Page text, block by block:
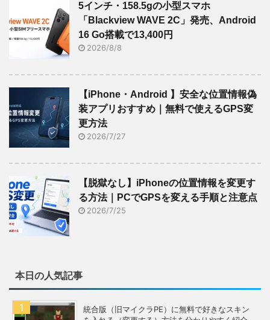
5インチ・158.5gの小型スマホ
「Blackview WAVE 2C」発売、Android
16 Go搭載で13,400円
2026/8/8
【iPhone・Android 】安全な位置情報偽
装アプリおすすめ｜無料で使えるGPS変
更方法
2026/7/27
【脱獄なし】iPhoneの位置情報を変更す
る方法｜PCでGPSを変える手順と注意点
2026/7/25
本日の人気記事
統合版（旧マイクラPE）に無料で好きなスキン